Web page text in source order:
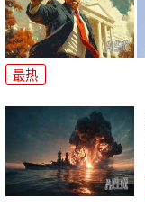
最热